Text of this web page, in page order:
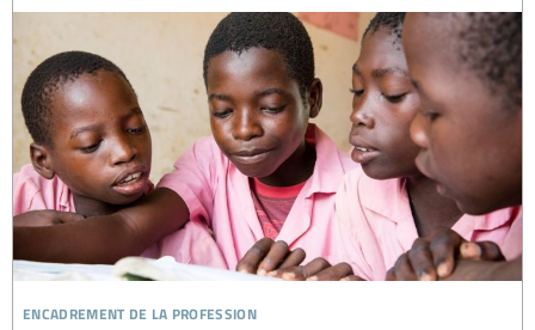
encadrement de la profession